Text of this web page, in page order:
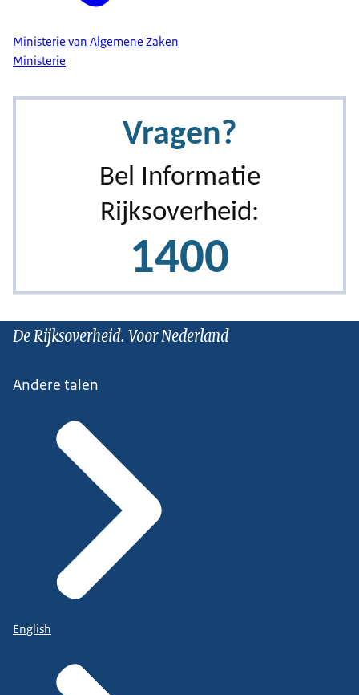
Ministerie van Algemene Zaken
Ministerie
De Rijksoverheid. Voor Nederland
Andere talen
English